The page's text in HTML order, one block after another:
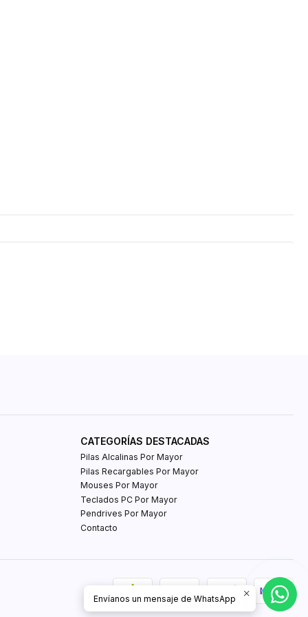
CATEGORÍAS DESTACADAS
Pilas Alcalinas Por Mayor
Pilas Recargables Por Mayor
Mouses Por Mayor
Teclados PC Por Mayor
Pendrives Por Mayor
Contacto
Envíanos un mensaje de WhatsApp